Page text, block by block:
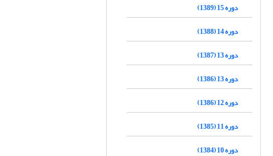
دوره 15 (1389)
دوره 14 (1388)
دوره 13 (1387)
دوره 13 (1386)
دوره 12 (1386)
دوره 11 (1385)
دوره 10 (1384)